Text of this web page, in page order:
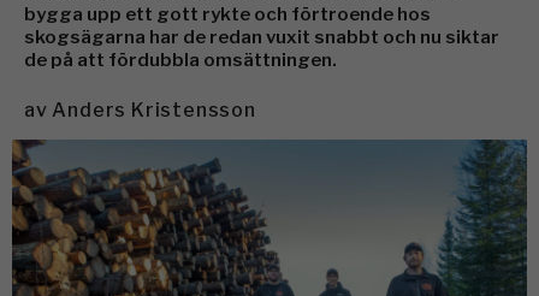
bygga upp ett gott rykte och förtroende hos
skogsägarna har de redan vuxit snabbt och nu siktar
de på att fördubbla omsättningen.
av Anders Kristensson